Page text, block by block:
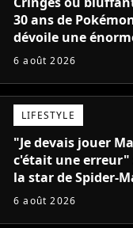
30 ans de
dévoile une
sneakers et je ne
6 août 2026
LIFESTYLE
"Je devais jouer
c'était une erreur"
la star de Spider-
pas ce blockbuster
6 août 2026